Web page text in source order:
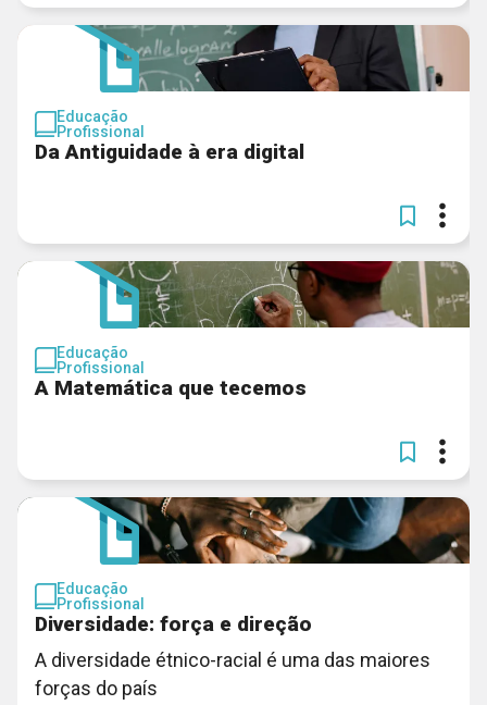
Educação
Profissional
Da Antiguidade à era digital
Educação
Profissional
A Matemática que tecemos
Educação
Profissional
Diversidade: força e direção
A diversidade étnico-racial é uma das maiores
forças do país